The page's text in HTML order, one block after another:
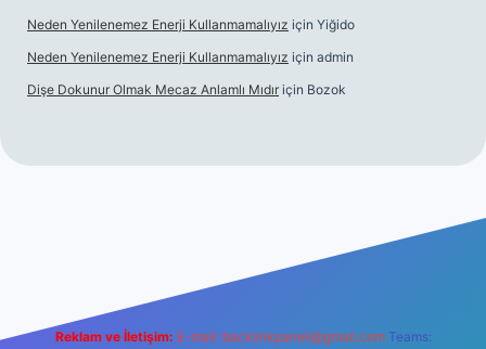
Neden Yenilenemez Enerji Kullanmamalıyız için Yiğido
Neden Yenilenemez Enerji Kullanmamalıyız için admin
Dişe Dokunur Olmak Mecaz Anlamlı Mıdır için Bozok
Reklam ve İletişim: E-mail: backlinkpaneli@gmail.com Teams: